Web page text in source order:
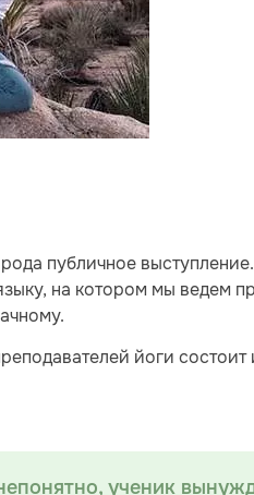
публичное
на котором мы ведем
йоги состоит
ученик